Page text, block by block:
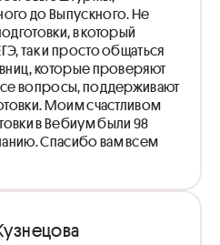
до Выпускного. Не
в который
так и просто общаться
которые проверяют
вопросы, поддерживают
Моим счастливом
в Вебиум были 98
Спасибо вам всем